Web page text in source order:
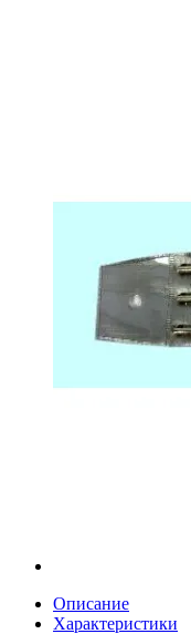
Описание
Характеристики